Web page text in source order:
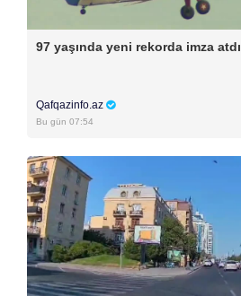
97 yaşında yeni rekorda imza atdı
Qafqazinfo.az
Bu gün 07:54